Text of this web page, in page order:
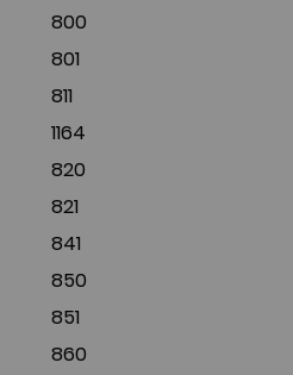
800
801
811
1164
820
821
841
850
851
860